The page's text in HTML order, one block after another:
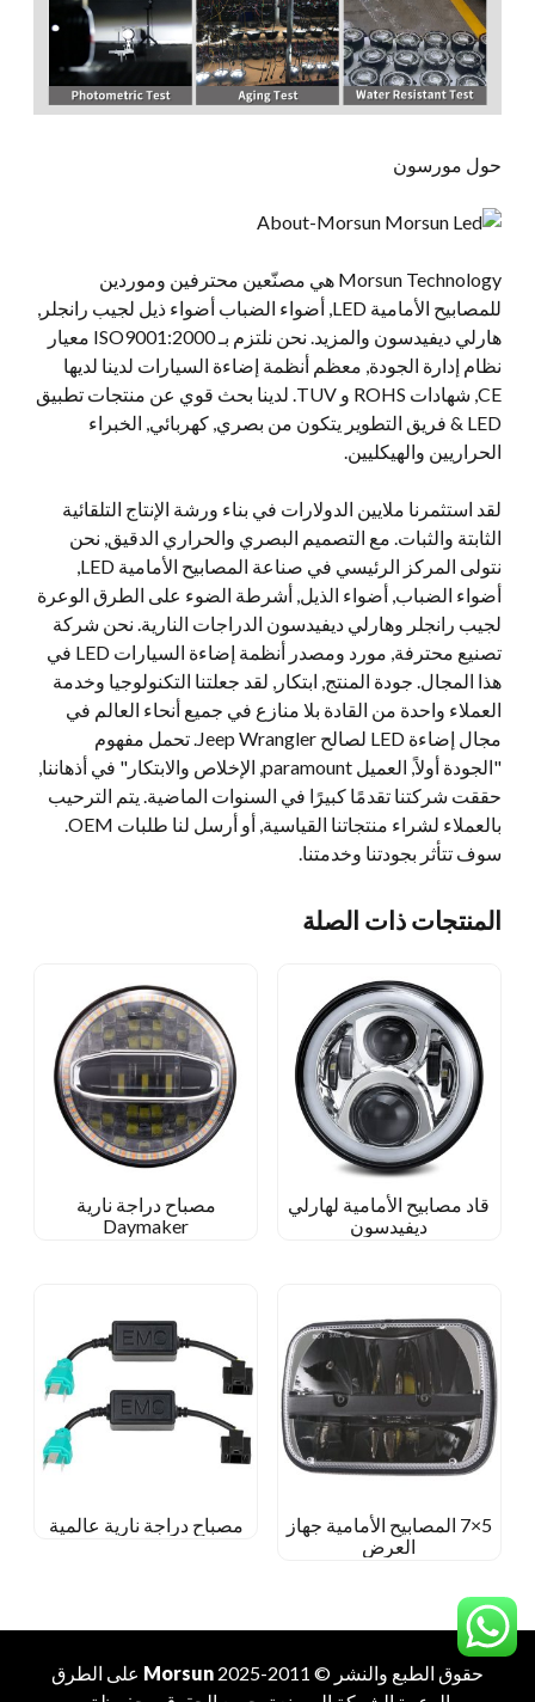
حول مورسون
Morsun Technology هي مصنّعين محترفين وموردين
للمصابيح الأمامية LED, أضواء الضباب أضواء ذيل لجيب رانجلر,
هارلي ديفيدسون والمزيد. نحن نلتزم بـ ISO9001:2000 معيار
نظام إدارة الجودة, معظم أنظمة إضاءة السيارات لدينا لديها
CE, شهادات ROHS و TUV. لدينا بحث قوي عن منتجات تطبيق
LED & فريق التطوير يتكون من بصري, كهربائي, الخبراء
الحراريين والهيكليين.
لقد استثمرنا ملايين الدولارات في بناء ورشة الإنتاج التلقائية
الثابتة والثبات. مع التصميم البصري والحراري الدقيق, نحن
نتولى المركز الرئيسي في صناعة المصابيح الأمامية LED,
أضواء الضباب, أضواء الذيل, أشرطة الضوء على الطرق الوعرة
لجيب رانجلر وهارلي ديفيدسون الدراجات النارية. نحن شركة
تصنيع محترفة, مورد ومصدر أنظمة إضاءة السيارات LED في
هذا المجال. جودة المنتج, ابتكار, لقد جعلتنا التكنولوجيا وخدمة
العملاء واحدة من القادة بلا منازع في جميع أنحاء العالم في
مجال إضاءة LED لصالح Jeep Wrangler. تحمل مفهوم
"الجودة أولاً, العميل paramount, الإخلاص والابتكار" في أذهاننا,
حققت شركتنا تقدمًا كبيرًا في السنوات الماضية. يتم الترحيب
بالعملاء لشراء منتجاتنا القياسية, أو أرسل لنا طلبات OEM.
سوف تتأثر بجودتنا وخدمتنا.
المنتجات ذات الصلة
مصباح دراجة نارية
Daymaker
قاد مصابيح الأمامية لهارلي
ديفيدسون
مصباح دراجة نارية عالمية
5×7 المصابيح الأمامية جهاز
العرض
حقوق الطبع والنشر © 2011-2025 Morsun على الطرق